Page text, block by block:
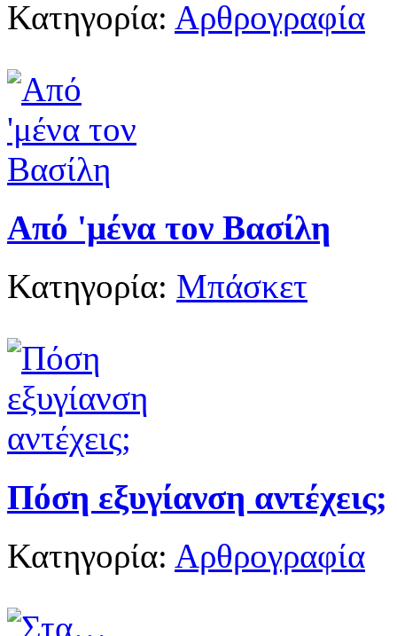
Κατηγορία: Αρθρογραφία
Από 'μένα τον Βασίλη
Κατηγορία: Μπάσκετ
Πόση εξυγίανση αντέχεις;
Κατηγορία: Αρθρογραφία